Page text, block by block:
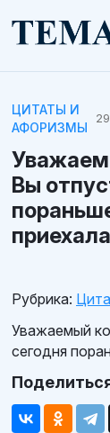
ЦИТАТЫ И
АФОРИЗМЫ
Вы
Рубрика:
Уважаемый
сегодня